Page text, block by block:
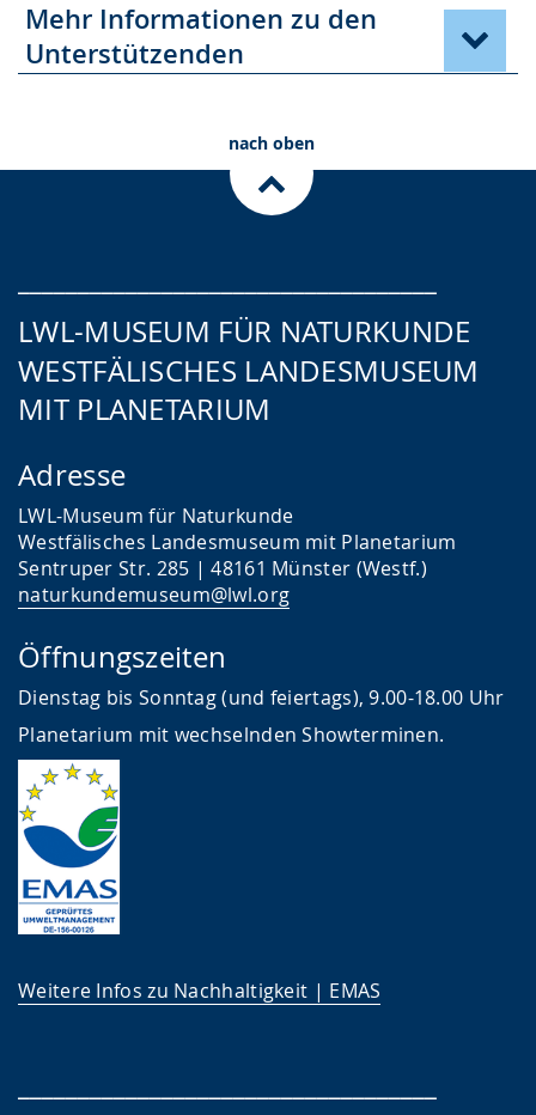
Mehr Informationen zu den
Unterstützenden
nach oben
LWL-MUSEUM FÜR NATURKUNDE
WESTFÄLISCHES LANDESMUSEUM
MIT PLANETARIUM
Adresse
LWL-Museum für Naturkunde
Westfälisches Landesmuseum mit Planetarium
Sentruper Str. 285 | 48161 Münster (Westf.)
naturkundemuseum@lwl.org
Öffnungszeiten
Dienstag bis Sonntag (und feiertags), 9.00-18.00 Uhr
Planetarium mit wechselnden Showterminen.
Weitere Infos zu Nachhaltigkeit | EMAS